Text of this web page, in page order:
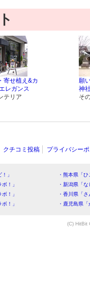
寄せ植え&カ
レガンス
テリア
願
神
そ
クチコミ投稿 プライバシー
」
・熊本県「
！」
・新潟県「
！」
・香川県「
！」
・鹿児島県
(C) HitBit